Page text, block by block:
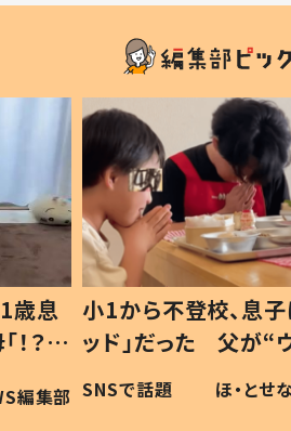
歳息
？」
編集部
小1から不登校、息子
ッド」だった 父が“
作り続ける理由とは
#令和の子
SNSで話題 ほ・とせ